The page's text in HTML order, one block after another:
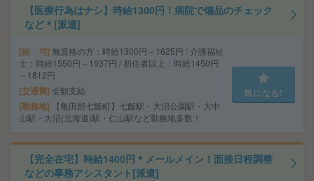
【医療行為はナシ】時給1300円！病院で備品のチェック
など＊[派遣]
給 与 無資格の方：時給1300円～1625円 / 介護福祉
士：時給1550円～1937円 / 初任者以上：時給1450円
～1812円
交通費 全額支給
勤務地
【亀田郡七飯町】七飯駅・大沼公園駅・大中
山駅・大沼(北海道)駅・仁山駅など勤務地多数！
気になる!
【完全在宅】時給1400円＊メールメイン！面接日程調整
などの事務アシスタント[派遣]